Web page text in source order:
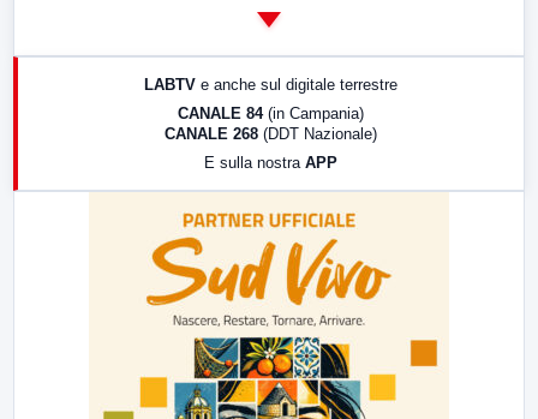
17:00 LabNews (replica)
LABTV e anche sul digitale terrestre
CANALE 84 (in Campania)
CANALE 268 (DDT Nazionale)
E sulla nostra APP